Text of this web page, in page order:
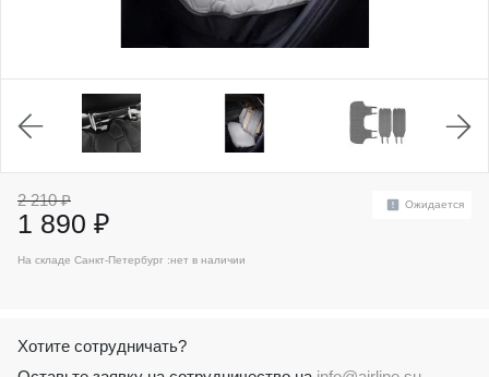
2 210 ₽
1 890 ₽
Ожидается
На складе Санкт-Петербург :нет в наличии
Хотите сотрудничать?